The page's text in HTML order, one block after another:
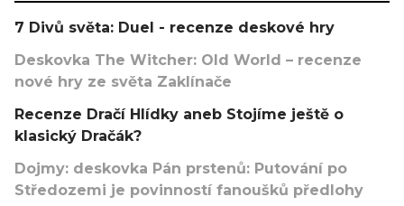
7 Divů světa: Duel - recenze deskové hry
Deskovka The Witcher: Old World – recenze
nové hry ze světa Zaklínače
Recenze Dračí Hlídky aneb Stojíme ještě o
klasický Dračák?
Dojmy: deskovka Pán prstenů: Putování po
Středozemi je povinností fanoušků předlohy